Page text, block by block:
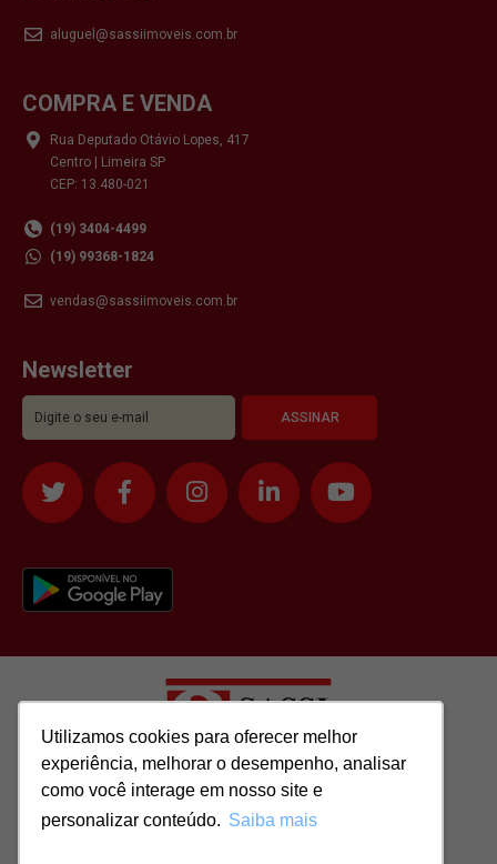
Utilizamos cookies para oferecer melhor
experiência, melhorar o desempenho, analisar
como você interage em nosso site e
personalizar conteúdo. Saiba mais
Utilizamos cookies para oferecer melhor
experiência, melhorar o desempenho, analisar
como você interage em nosso site e
personalizar conteúdo. Saiba mais
aluguel@sassiimoveis.com.br
COMPRA E VENDA
Rua Deputado Otávio Lopes, 417
Centro | Limeira SP
CEP: 13.480-021
(19) 3404-4499
(19) 99368-1824
vendas@sassiimoveis.com.br
Newsletter
Todos os direitos reservados para: SASSI IMÓVEIS LTDA | CNPJ:
51.417.293/0001-48 | CRECI: J-04970/1